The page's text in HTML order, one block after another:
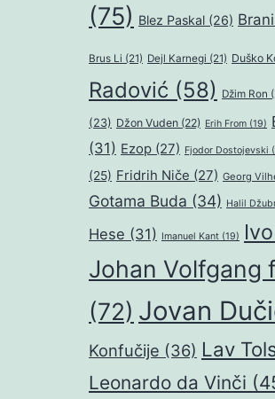
(75) Blez Paskal (26)
Brus Li (21) Dejl Karnegi (21) Duško
Radović (58) Džim Ron
(23) Džon Vuden (22) Erih From (19)
(31) Ezop (27) Fjodor Dostojevski
(25) Fridrih Niče (27) Georg
Gotama Buda (34) Halil
Hese (31) Imanuel Kant (19)
Johan Volfgang
(72) Jovan
Konfučije (36) Lav
Leonardo da Vinči